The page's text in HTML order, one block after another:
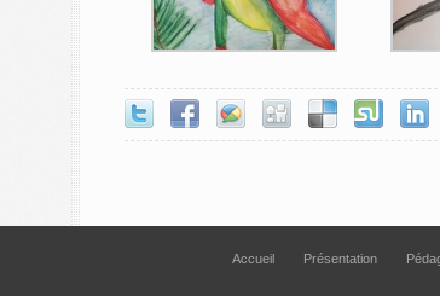
Accueil Présentation